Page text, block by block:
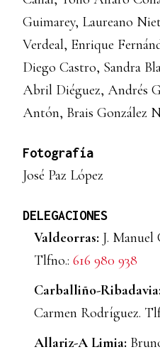
Guimarey, Laureano
Verdeal, Enrique
Diego Castro, Sandra
Abril Diéguez, Andrés
Antón, Brais González
Fotografía
José Paz López
DELEGACIONES
Valdeorras: J. Manuel
Tlfno.: 616 980 938
Carballiño-
Carmen Rodríguez.
Allariz-A Limia: